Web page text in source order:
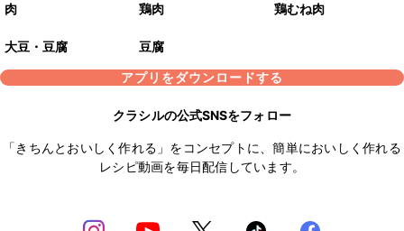
肉 鶏肉 鶏むね肉
大豆・豆腐
豆腐
アプリをダウンロードする
クラシルの公式SNSをフォロー
「きちんとおいしく作れる」をコンセプトに、簡単においしく作れる
レシピ動画を毎日配信しています。